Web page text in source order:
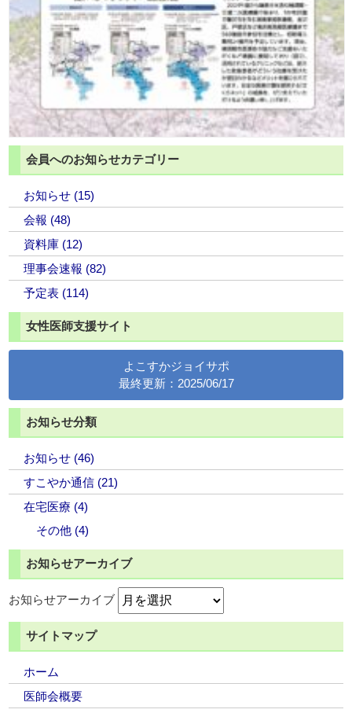
会員へのお知らせカテゴリー
お知らせ (15)
会報 (48)
資料庫 (12)
理事会速報 (82)
予定表 (114)
女性医師支援サイト
よこすかジョイサポ
最終更新：2025/06/17
お知らせ分類
お知らせ (46)
すこやか通信 (21)
在宅医療 (4)
その他 (4)
お知らせアーカイブ
お知らせアーカイブ
サイトマップ
ホーム
医師会概要